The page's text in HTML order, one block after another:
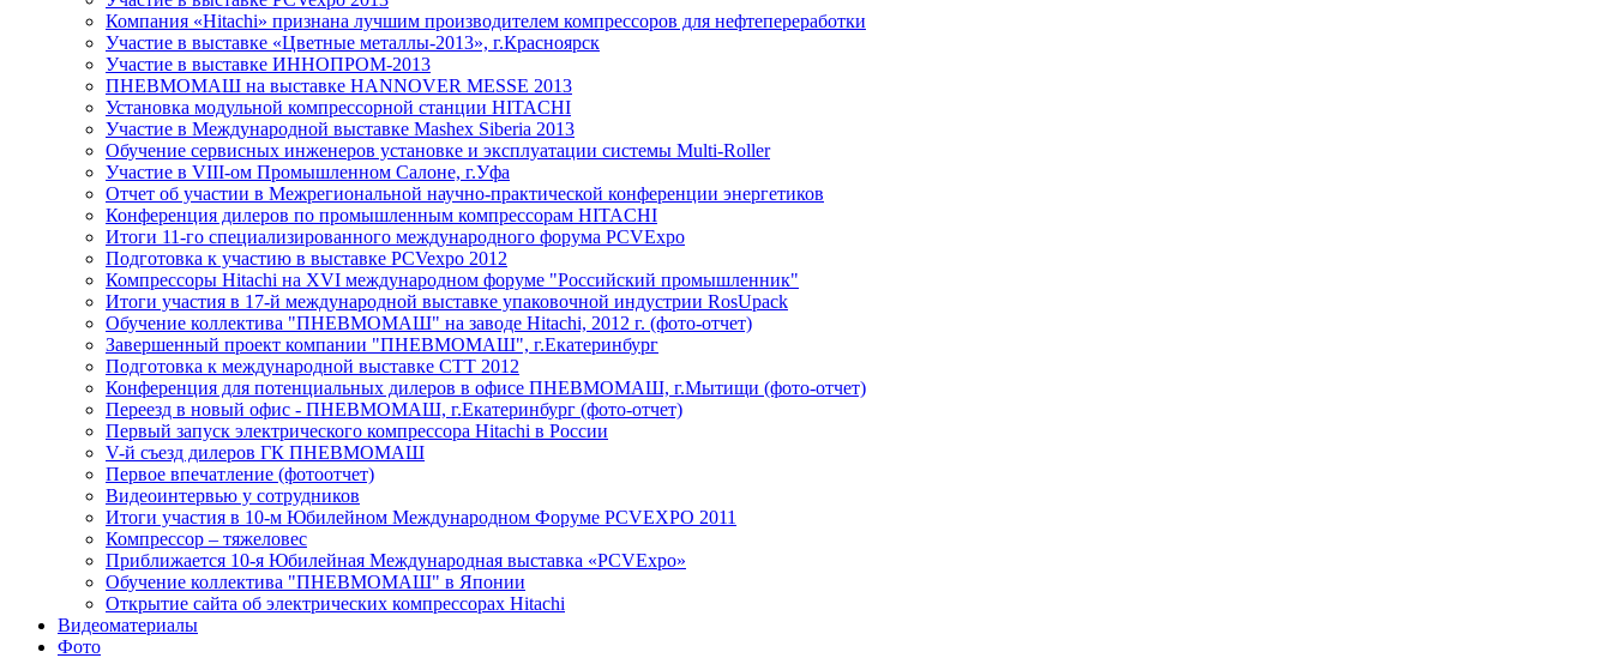
Компания «Hitachi» признана лучшим производителем компрессоров для нефтепереработки
Участие в выставке «Цветные металлы-2013», г.Красноярск
Участие в выставке ИННОПРОМ-2013
ПНЕВМОМАШ на выставке HANNOVER MESSE 2013
Установка модульной компрессорной станции HITACHI
Участие в Международной выставке Mashex Siberia 2013
Обучение сервисных инженеров установке и эксплуатации системы Multi-Roller
Участие в VIII-ом Промышленном Салоне, г.Уфа
Отчет об участии в Межрегиональной научно-практической конференции энергетиков
Конференция дилеров по промышленным компрессорам HITACHI
Итоги 11-го специализированного международного форума PCVExpo
Подготовка к участию в выставке PCVexpo 2012
Компрессоры Hitachi на XVI международном форуме "Российский промышленник"
Итоги участия в 17-й международной выставке упаковочной индустрии RosUpack
Обучение коллектива "ПНЕВМОМАШ" на заводе Hitachi, 2012 г. (фото-отчет)
Завершенный проект компании "ПНЕВМОМАШ", г.Екатеринбург
Подготовка к международной выставке СТТ 2012
Конференция для потенциальных дилеров в офисе ПНЕВМОМАШ, г.Мытищи (фото-отчет)
Переезд в новый офис - ПНЕВМОМАШ, г.Екатеринбург (фото-отчет)
Первый запуск электрического компрессора Hitachi в России
V-й съезд дилеров ГК ПНЕВМОМАШ
Первое впечатление (фотоотчет)
Видеоинтервью у сотрудников
Итоги участия в 10-м Юбилейном Международном Форуме PCVEXPO 2011
Компрессор – тяжеловес
Приближается 10-я Юбилейная Международная выставка «PCVExpo»
Обучение коллектива "ПНЕВМОМАШ" в Японии
Открытие сайта об электрических компрессорах Hitachi
Видеоматериалы
Фото